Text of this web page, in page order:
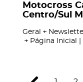
Motocross
Centro/Sul
Geral
Página Inicial |